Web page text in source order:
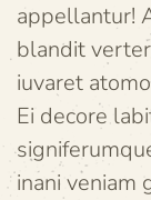
appellantur!
blandit
iuvaret
Ei decore
inani veniam